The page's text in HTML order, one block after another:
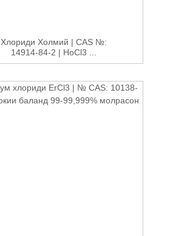
Хлориди Холмий | CAS №:
14914-84-2 | HoCl3 ...